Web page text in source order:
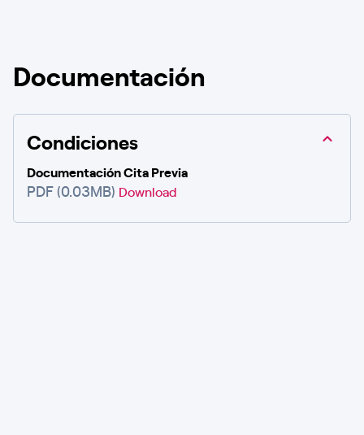
Documentación
Condiciones
Documentación Cita Previa
PDF (0.03MB) Download